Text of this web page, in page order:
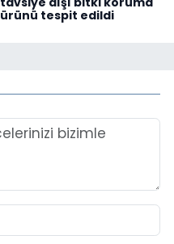
ürünü tespit edildi